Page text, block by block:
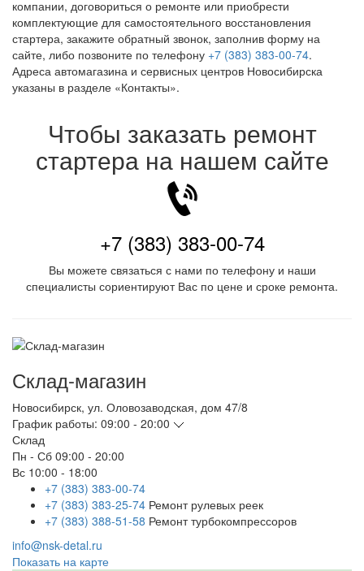
компании, договориться о ремонте или приобрести
комплектующие для самостоятельного восстановления
стартера, закажите обратный звонок, заполнив форму на
сайте, либо позвоните по телефону +7 (383) 383-00-74.
Адреса автомагазина и сервисных центров Новосибирска
указаны в разделе «Контакты».
Чтобы заказать ремонт
стартера на нашем сайте
+7 (383) 383-00-74
Вы можете связаться с нами по телефону и наши
специалисты сориентируют Вас по цене и сроке ремонта.
Склад-магазин
Новосибирск, ул. Оловозаводская, дом 47/8
График работы: 09:00 - 20:00
Склад
Пн - Сб 09:00 - 20:00
Вс 10:00 - 18:00
+7 (383) 383-00-74
+7 (383) 383-25-74 Ремонт рулевых реек
+7 (383) 388-51-58 Ремонт турбокомпрессоров
info@nsk-detal.ru
Показать на карте